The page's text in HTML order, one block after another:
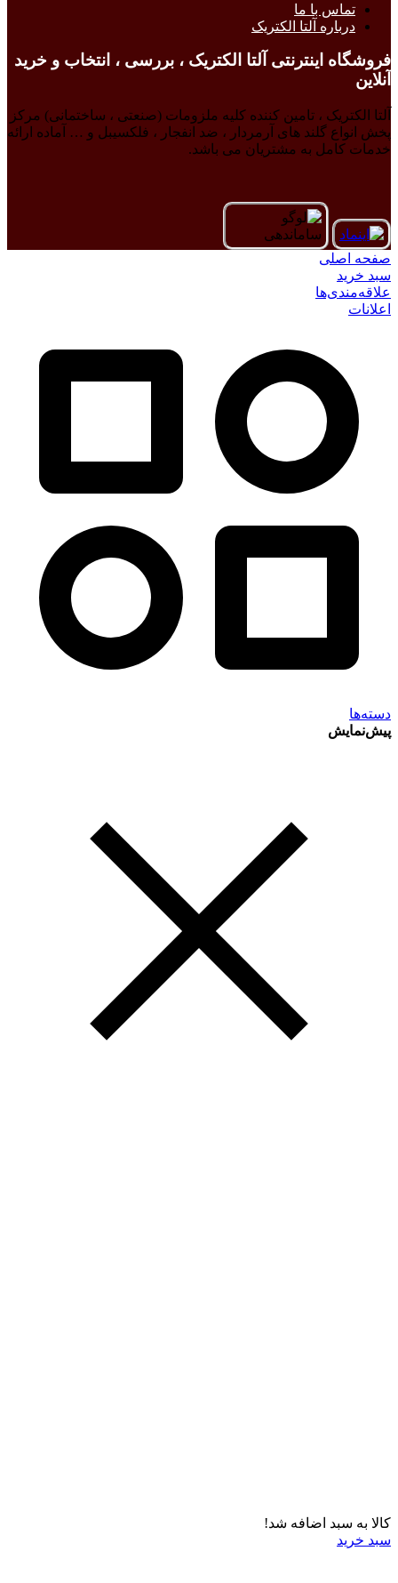
تماس با ما
درباره آلتا الکتریک
فروشگاه اینترنتی آلتا الکتریک ، بررسی ، انتخاب و خرید
آنلاین
آلتا الکتریک ، تامین کننده کلیه ملزومات (صنعتی ، ساختمانی) مرکز
پخش انواع گلند های آرمردار ، ضد انفجار ، فلکسیبل و … آماده ارائه
خدمات کامل به مشتریان می باشد.
صفحه اصلی
سبد خرید
علاقه‌مندی‌ها
اعلانات
دسته‌ها
پیش‌نمایش
کالا به سبد اضافه شد!
سبد خرید